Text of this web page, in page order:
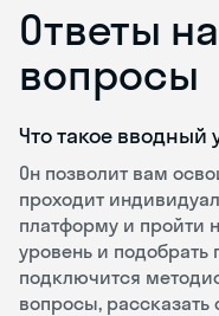
Ответы
вопросы
Что такое вводный
Он позволит вам
проходит
платформу и пройти
уровень и
подключится
вопросы, рассказать